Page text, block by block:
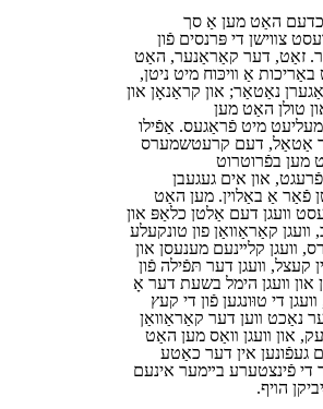
האָט מען אַ סך
צװישן די פּרנסים פֿון
זאַט, דער קאָראָנער, האָט
באַריכות אַ װיכּוח מיט ניטן,
נאָטאַר; און קראַנאָן און
טולן האָט מען
מיט פֿראַגעס. אַפֿילו
אַטאַל, דעם קרעטשמערס
מען בפֿרוטרוט
און אים געגעבן
פֿאַר אַ באַלױן. מען האָט
װעגן דעם אַלטן כלאָפּ און
װעגן קאַראַװאַן פון טונקעלע
װעגן קלײנעם מענעסן און
קעצל, װעגן דער תּפֿילה פֿון
און װעגן הימל בשעת דער אָ
די טוּונגען פֿון די קעץ
נאַכט װען דער קאַראַװאַן
און װעגן װאָס מען האָט
געפֿונען אין דער כאַטע
די פֿינצטערע בײמער אינעם
הױף.